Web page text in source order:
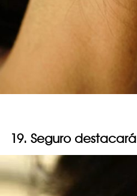
19. Seguro destacará